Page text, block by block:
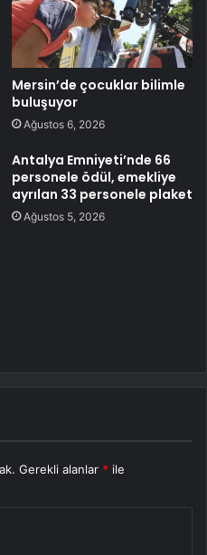
Mersin’de çocuklar bilimle
buluşuyor
Ağustos 6, 2026
Antalya Emniyeti’nde 66
personele ödül, emekliye
ayrılan 33 personele plaket
Ağustos 5, 2026
Gerekli alanlar * ile